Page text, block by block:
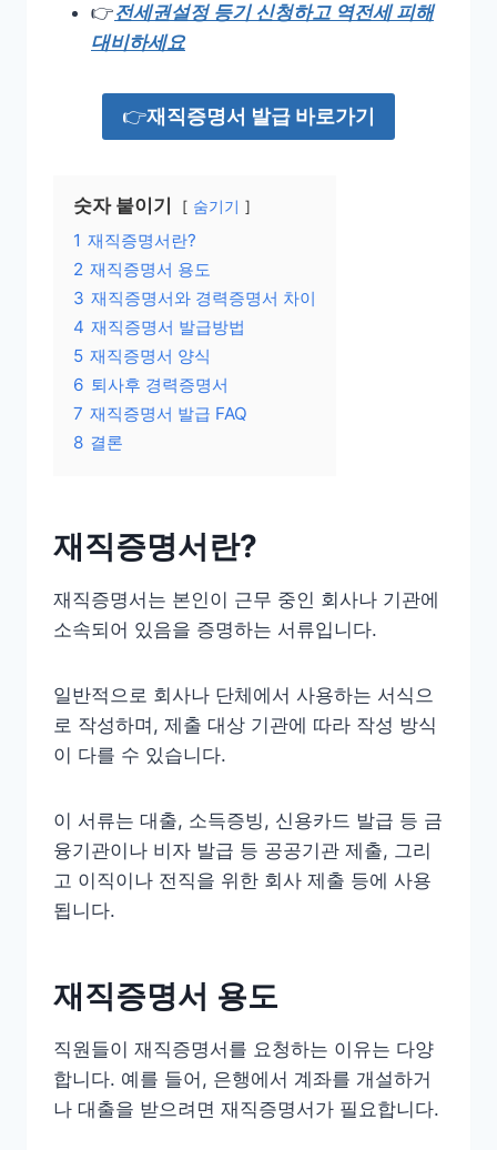
👉전세권설정 등기 신청하고 역전세 피해
대비하세요
👉재직증명서 발급 바로가기
숫자 붙이기 숨기기
1 재직증명서란?
2 재직증명서 용도
3 재직증명서와 경력증명서 차이
4 재직증명서 발급방법
5 재직증명서 양식
6 퇴사후 경력증명서
7 재직증명서 발급 FAQ
8 결론
재직증명서란?
재직증명서는 본인이 근무 중인 회사나 기관에
소속되어 있음을 증명하는 서류입니다.
일반적으로 회사나 단체에서 사용하는 서식으
로 작성하며, 제출 대상 기관에 따라 작성 방식
이 다를 수 있습니다.
이 서류는 대출, 소득증빙, 신용카드 발급 등 금
융기관이나 비자 발급 등 공공기관 제출, 그리
고 이직이나 전직을 위한 회사 제출 등에 사용
됩니다.
재직증명서 용도
직원들이 재직증명서를 요청하는 이유는 다양
합니다. 예를 들어, 은행에서 계좌를 개설하거
나 대출을 받으려면 재직증명서가 필요합니다.